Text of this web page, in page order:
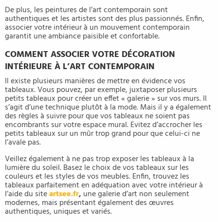
De plus, les peintures de l’art contemporain sont
authentiques et les artistes sont des plus passionnés. Enfin,
associer votre intérieur à un mouvement contemporain
garantit une ambiance paisible et confortable.
COMMENT ASSOCIER VOTRE DÉCORATION
INTÉRIEURE À L’ART CONTEMPORAIN
Il existe plusieurs manières de mettre en évidence vos
tableaux. Vous pouvez, par exemple, juxtaposer plusieurs
petits tableaux pour créer un effet « galerie » sur vos murs. Il
s’agit d’une technique plutôt à la mode. Mais il y a également
des règles à suivre pour que vos tableaux ne soient pas
encombrants sur votre espace mural. Evitez d’accrocher les
petits tableaux sur un mûr trop grand pour que celui-ci ne
l’avale pas.
Veillez également à ne pas trop exposer les tableaux à la
lumière du soleil. Basez le choix de vos tableaux sur les
couleurs et les styles de vos meubles. Enfin, trouvez les
tableaux parfaitement en adéquation avec votre intérieur à
l’aide du siteartsee.fr, une galerie d’art non seulement
modernes, mais présentant également des œuvres
authentiques, uniques et variés.